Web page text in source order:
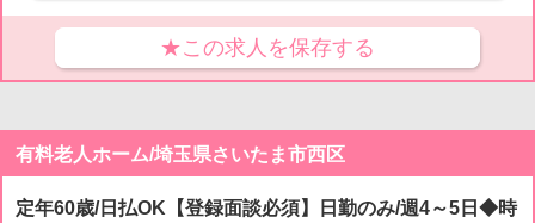
★この求人を保存する
有料老人ホーム/埼玉県さいたま市西区
定年60歳/日払OK【登録面談必須】日勤のみ/週4～5日◆時